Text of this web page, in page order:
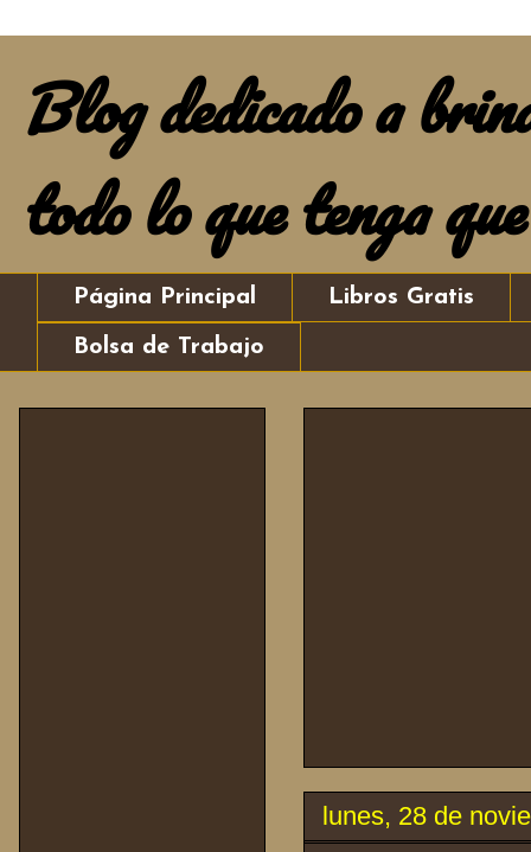
Blog dedicado a
todo lo que tenga
Página Principal Libros Gratis
Bolsa de Trabajo
lunes, 28 de